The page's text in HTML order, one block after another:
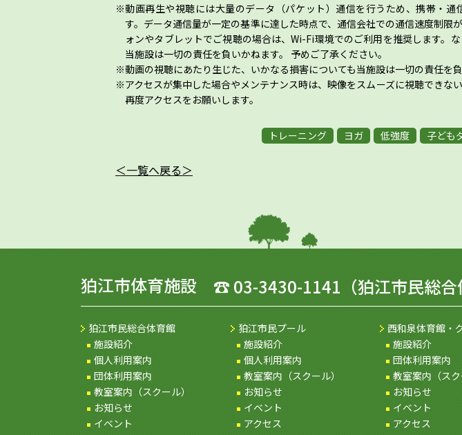
動画再生や視聴には大量のデータ（パケット）通信を行うため、携帯・通
す。データ通信量が一定の基準に達した時点で、通信会社での通信速度制限
ォンやタブレットでご視聴の場合は、Wi-Fi環境でのご利用を推奨します。
当施設は一切の責任を負いかねます。 予めご了承ください。
動画の視聴にあたり生じた、いかなる損害についても当施設は一切の責任を負
アクセスが集中した場合やメンテナンス時は、映像をスムーズに視聴できな
再度アクセスをお願いします。
トレーニング ヨガ 低強度 子ども
＜一覧へ戻る＞
狛江市体育施設 ☎ 03-3430-1141 （狛江市民総合
狛江市民総合体育館
施設紹介
個人利用案内
団体利用案内
教室案内（スクール）
お知らせ
イベント
狛江市民プール
施設紹介
個人利用案内
教室案内（スクール）
お知らせ
イベント
アクセス
西和泉体育館・
施設紹介
団体利用案内
教室案内（スク
お知らせ
イベント
アクセス